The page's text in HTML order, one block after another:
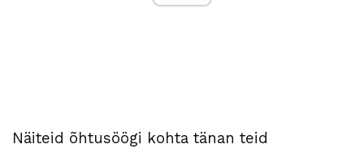
Näiteid õhtusöögi kohta tänan teid